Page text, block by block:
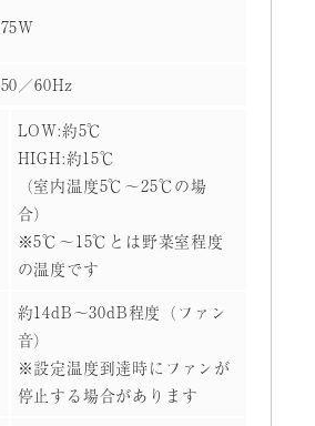
75W
50／60Hz
LOW:約5℃
HIGH:約15℃
（室内温度5℃～25℃の場
合）
※5℃～15℃とは野菜室程度
の温度です
約14dB～30dB程度（ファン
音）
※設定温度到達時にファンが
停止する場合があります